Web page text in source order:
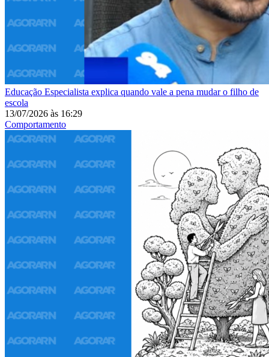
Educação Especialista explica quando vale a pena mudar o filho de
escola
13/07/2026 às 16:29
Comportamento